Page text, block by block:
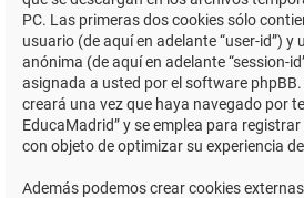
PC. Las primeras dos cookies sólo
usuario (de aquí en adelante “user-id”) y
anónima (de aquí en adelante “session-
asignada a usted por el software
creará una vez que haya navegado por
EducaMadrid” y se emplea para
con objeto de optimizar su experiencia
Además podemos crear cookies